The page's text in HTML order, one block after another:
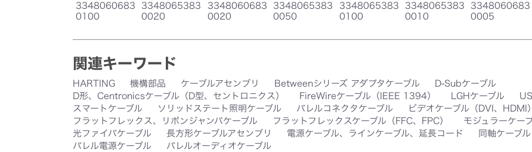
3348060683
0100
3348065383
0020
3348060683
0020
3348065383
0050
3348065383
0100
3348065383
0010
3348060683
0005
関連キーワード
HARTING 機構部品 ケーブルアセンブリ Betweenシリーズ アダプタケーブル
D-Subケーブル
D形、Centronicsケーブル（D型、セントロニクス）
FireWireケーブル（IEEE 1394） LGHケーブル
スマートケーブル
ソリッドステート照明ケーブル バレルコネクタケーブル ビデオケーブル（DVI、HDMI）
フラットフレックス、リボンジャンパケーブル
フラットフレックスケーブル（FFC、FPC） モジュラーケー
光ファイバケーブル
長方形ケーブルアセンブリ 電源ケーブル、ラインケーブル、延長コード 同軸ケーブル
バレル電源ケーブル
バレルオーディオケーブル